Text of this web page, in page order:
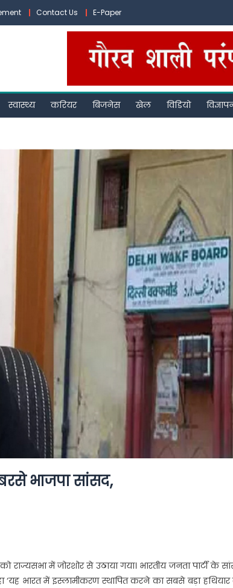
Contact Us E-Paper
स्वास्थ्य करियर बिजनेस खेल विडियो
भाजपा सांसद,
राज्यसभा में जोरशोर से उठाया गया। भारतीय जनता पार्टी के
भारत में इस्लामीकरण स्थापित करने का सबसे बड़ा